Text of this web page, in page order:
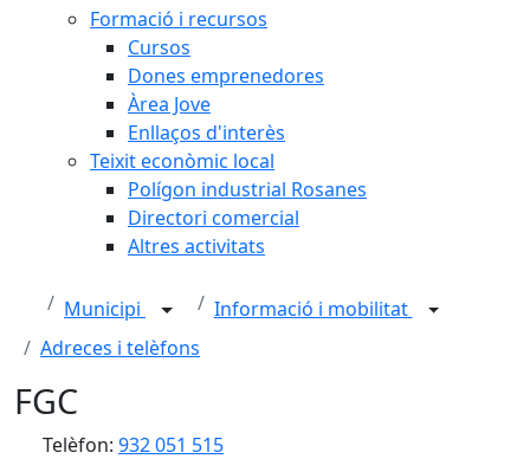
Formació i recursos
Cursos
Dones emprenedores
Àrea Jove
Enllaços d'interès
Teixit econòmic local
Polígon industrial Rosanes
Directori comercial
Altres activitats
Municipi
Informació i mobilitat
Adreces i telèfons
FGC
Telèfon: 932 051 515